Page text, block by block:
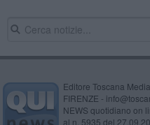
Editore Toscana
FIRENZE -
NEWS quotidiano on
al n. 5935 del